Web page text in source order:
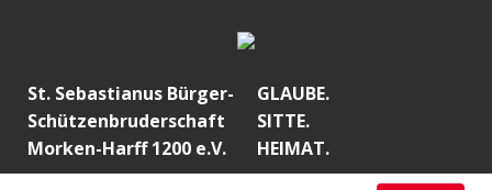
St. Sebastianus Bürger-
Schützenbruderschaft
Morken-Harff 1200 e.V.
GLAUBE.
SITTE.
HEIMAT.